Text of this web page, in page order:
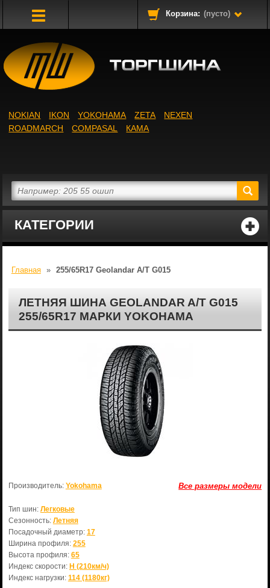
Корзина: (пусто)
КАТЕГОРИИ
NOKIAN IKON YOKOHAMA ZETA
NEXEN
ROADMARCH
COMPASAL КАМА
Главная » 255/65R17 Geolandar A/T G015
ЛЕТНЯЯ ШИНА GEOLANDAR A/T G015
255/65R17 МАРКИ YOKOHAMA
Все размеры модели
Производитель: Yokohama
Тип шин: Легковые
Сезонность: Летняя
Посадочный диаметр: 17
Ширина профиля: 255
Высота профиля: 65
Индекс скорости: H (210км/ч)
Индекс нагрузки: 114 (1180кг)